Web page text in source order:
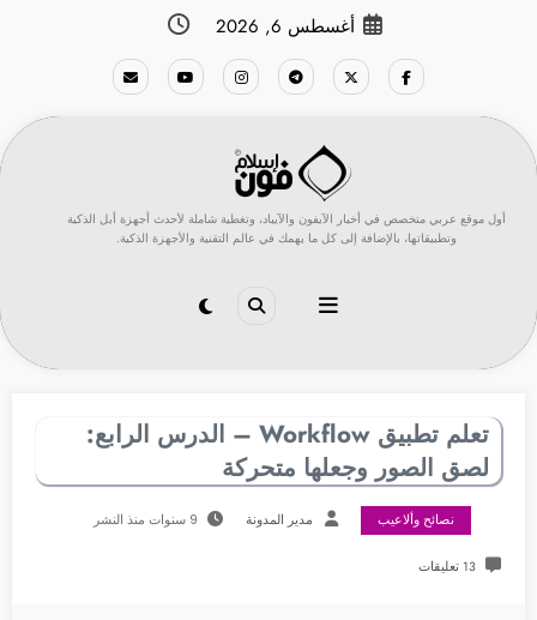
أغسطس 6, 2026
أول موقع عربي متخصص في أخبار الآيفون والآيباد، وتغطية شاملة لأحدث أجهزة أبل الذكية
وتطبيقاتها، بالإضافة إلى كل ما يهمك في عالم التقنية والأجهزة الذكية.
تعلم تطبيق Workflow – الدرس الرابع:
لصق الصور وجعلها متحركة
نصائح وألاعيب مدير المدونة 9 سنوات منذ النشر
13 تعليقات